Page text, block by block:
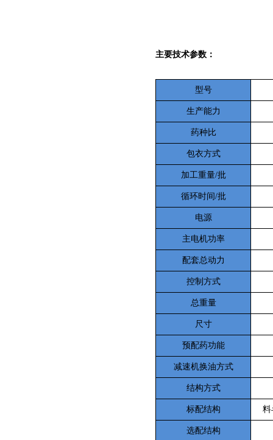
主要技术参数：
型号
生产能力
药种比
包衣方式
加工重量/批
循环时间/批
电源
主电机功率
配套总动力
控制方式
总重量
尺寸
预配药功能
减速机换油方式
结构方式
标配结构 料
选配结构